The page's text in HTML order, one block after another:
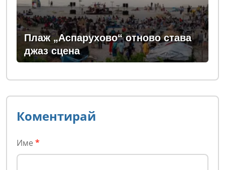
Плаж „Аспарухово“ отново става
джаз сцена
Коментирай
Име *